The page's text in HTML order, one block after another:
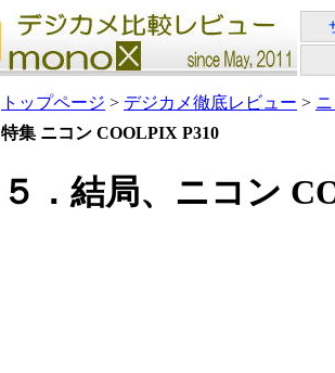
トップページ > デジカメ徹底レビュー >
特集 ニコン COOLPIX P310
５．結局、ニコン